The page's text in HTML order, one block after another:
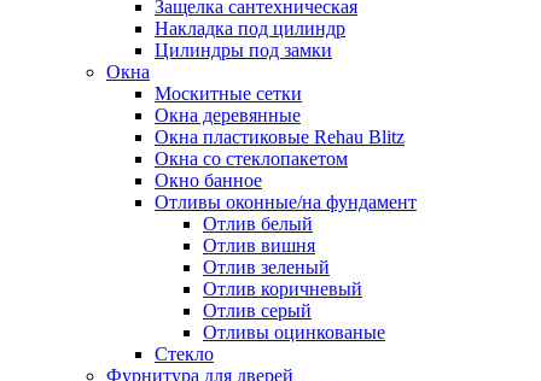
Защелка сантехническая
Накладка под цилиндр
Цилиндры под замки
Окна
Москитные сетки
Окна деревянные
Окна пластиковые Rehau Blitz
Окна со стеклопакетом
Окно банное
Отливы оконные/на фундамент
Отлив белый
Отлив вишня
Отлив зеленый
Отлив коричневый
Отлив серый
Отливы оцинкованые
Стекло
Фурнитура для дверей